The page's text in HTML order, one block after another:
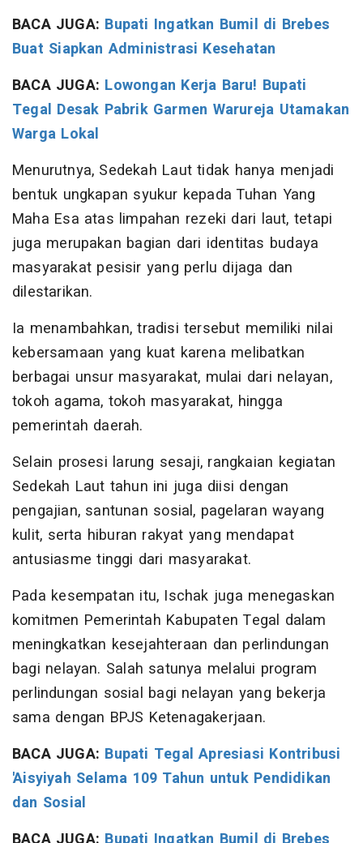
BACA JUGA: Bupati Ingatkan Bumil di Brebes
Buat Siapkan Administrasi Kesehatan
BACA JUGA: Lowongan Kerja Baru! Bupati
Tegal Desak Pabrik Garmen Warureja Utamakan
Warga Lokal
Menurutnya, Sedekah Laut tidak hanya menjadi
bentuk ungkapan syukur kepada Tuhan Yang
Maha Esa atas limpahan rezeki dari laut, tetapi
juga merupakan bagian dari identitas budaya
masyarakat pesisir yang perlu dijaga dan
dilestarikan.
Ia menambahkan, tradisi tersebut memiliki nilai
kebersamaan yang kuat karena melibatkan
berbagai unsur masyarakat, mulai dari nelayan,
tokoh agama, tokoh masyarakat, hingga
pemerintah daerah.
Selain prosesi larung sesaji, rangkaian kegiatan
Sedekah Laut tahun ini juga diisi dengan
pengajian, santunan sosial, pagelaran wayang
kulit, serta hiburan rakyat yang mendapat
antusiasme tinggi dari masyarakat.
Pada kesempatan itu, Ischak juga menegaskan
komitmen Pemerintah Kabupaten Tegal dalam
meningkatkan kesejahteraan dan perlindungan
bagi nelayan. Salah satunya melalui program
perlindungan sosial bagi nelayan yang bekerja
sama dengan BPJS Ketenagakerjaan.
BACA JUGA: Bupati Tegal Apresiasi Kontribusi
'Aisyiyah Selama 109 Tahun untuk Pendidikan
dan Sosial